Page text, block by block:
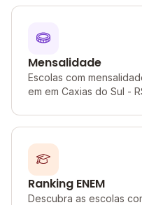
Mensalidade
Escolas com
em em Caxias do Sul -
Ranking ENEM
Descubra as escolas